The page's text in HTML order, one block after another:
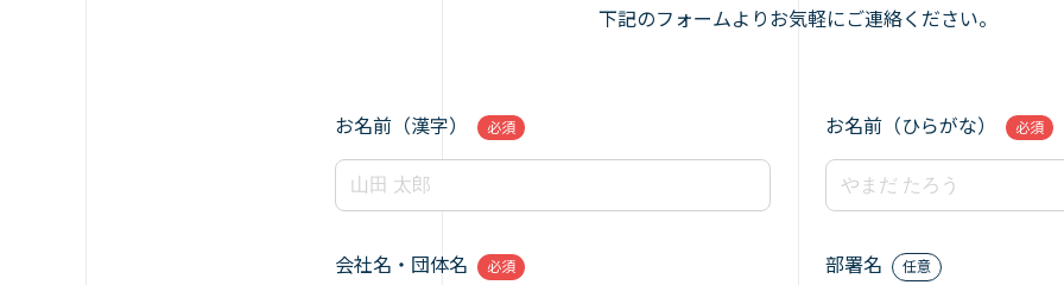
下記のフォームよりお気軽にご連絡ください。
お名前（漢字） 必須 お名前（ひらがな） 必須
会社名・団体名 必須 部署名 任意